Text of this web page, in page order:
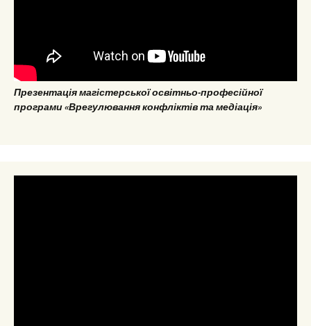
Презентація магістерської освітньо-професійної
програми «Врегулювання конфліктів та медіація»